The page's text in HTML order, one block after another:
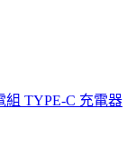
組 TYPE-C 充電器